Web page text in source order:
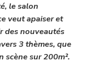
le salon
veut apaiser et
des nouveautés
3 thèmes, que
scène sur 200m².